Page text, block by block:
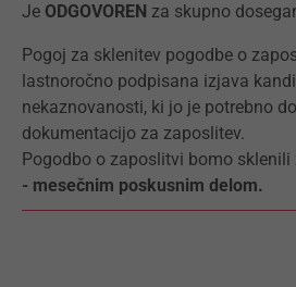
Je ODGOVOREN za skupno
Pogoj za sklenitev pogodbe o
lastnoročno podpisana izjava
nekaznovanosti, ki jo je potrebno
dokumentacijo za zaposlitev.
Pogodbo o zaposlitvi bomo sklenili
- mesečnim poskusnim delom.